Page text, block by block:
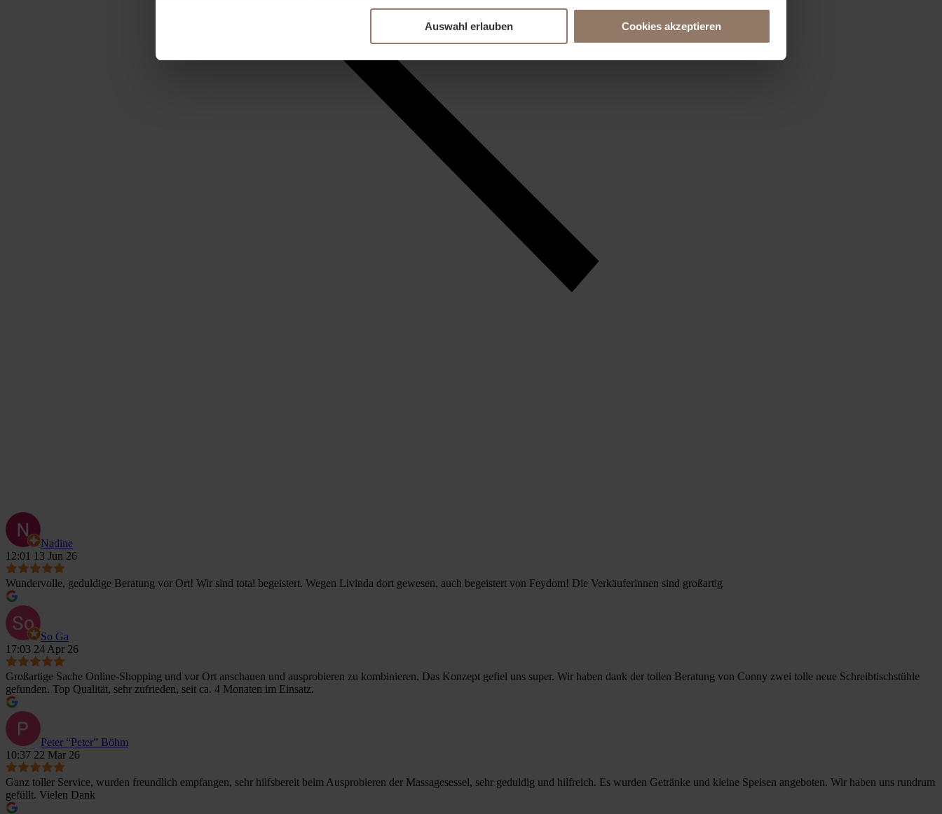
Auswahl erlauben Cookies akzeptieren
Nadine
12:01 13 Jun 26
Wundervolle, geduldige Beratung vor Ort! Wir sind total begeistert. Wegen Livinda dort gewesen, auch begeistert von Feydom! Die Verkäuferinnen sind großartig
So Ga
17:03 24 Apr 26
Großartige Sache Online-Shopping und vor Ort anschauen und ausprobieren zu kombinieren. Das Konzept gefiel uns super. Wir haben dank der tollen Beratung von Conny zwei tolle neue Schreibtischstühle
gefunden. Top Qualität, sehr zufrieden, seit ca. 4 Monaten im Einsatz.
Peter “Peter” Böhm
10:37 22 Mar 26
Ganz toller Service, wurden freundlich empfangen, sehr hilfsbereit beim Ausprobieren der Massagesessel, sehr geduldig und hilfreich. Es wurden Getränke und kleine Speisen angeboten. Wir haben uns rundrum
gefüllt. Vielen Dank